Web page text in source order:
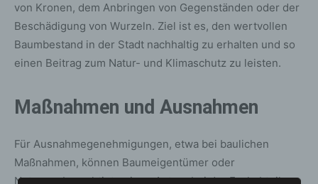
von Kronen, dem Anbringen von Gegenständen oder der
Beschädigung von Wurzeln. Ziel ist es, den wertvollen
Baumbestand in der Stadt nachhaltig zu erhalten und so
einen Beitrag zum Natur- und Klimaschutz zu leisten.
Maßnahmen und Ausnahmen
Für Ausnahmegenehmigungen, etwa bei baulichen
Maßnahmen, können Baumeigentümer oder
Nutzungsberechtigte einen Antrag bei der Fachabteilung